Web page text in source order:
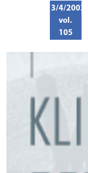
3/4/2003
vol.
105